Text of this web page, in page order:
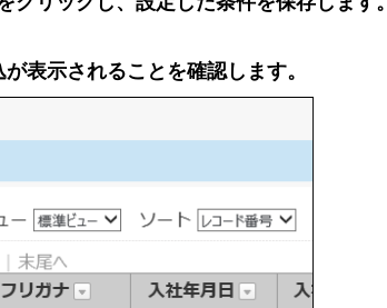
表示されることを確認します。